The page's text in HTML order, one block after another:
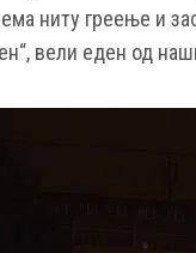
ниту греење и
вели еден од